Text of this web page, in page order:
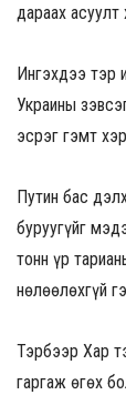
дараах
Ингэхдээ тэр
Украины
эсрэг гэмт
Путин бас
буруугүйг
тонн үр
нөлөөлөхгүй
Тэрбээр Хар
гаргаж өгөх